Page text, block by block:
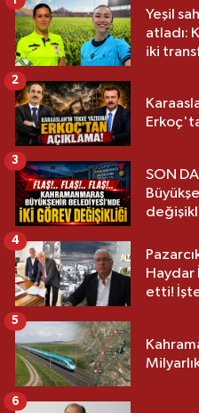
Yeşil
atladı:
iki
2
SON
3
Haydar
etti!
4
5
6